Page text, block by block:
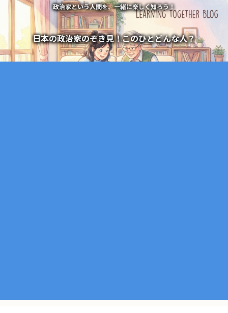
政治家という人間を、一緒に楽しく知ろう！
日本の政治家のぞき見！このひとどんな人？